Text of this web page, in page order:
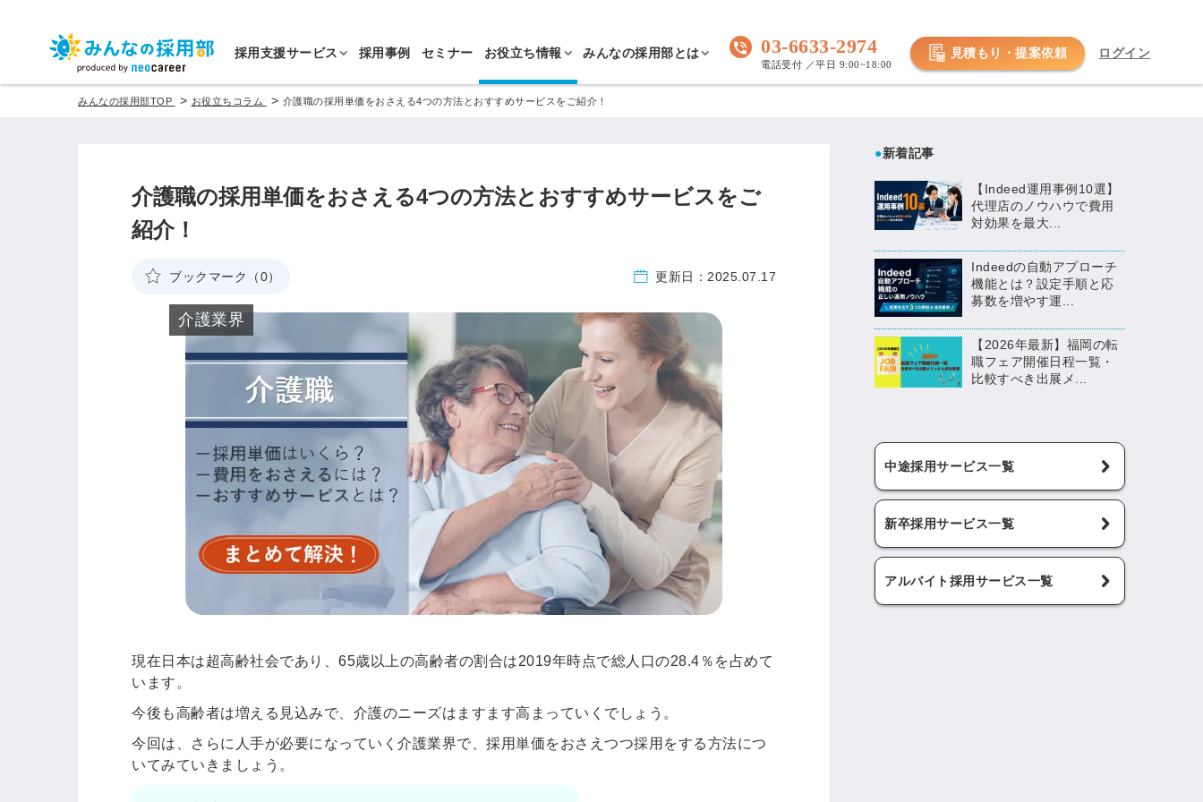
採用支援サービス 採用事例 セミナー お役立ち情報 みんなの採用部とは 03-6633-2974
電話受付 ／平日 9:00~18:00
見積もり・提案依頼 ログイン
みんなの採用部TOP > お役立ちコラム > 介護職の採用単価をおさえる4つの方法とおすすめサービスをご紹介！
介護職の採用単価をおさえる4つの方法とおすすめサービスをご
紹介！
ブックマーク（0） 更新日： 2025.07.17
介護業界
現在日本は超高齢社会であり、65歳以上の高齢者の割合は2019年時点で総人口の28.4％を占めて
います。
今後も高齢者は増える見込みで、介護のニーズはますます高まっていくでしょう。
今回は、さらに人手が必要になっていく介護業界で、採用単価をおさえつつ採用をする方法につ
いてみていきましょう。
●新着記事
【Indeed運用事例10選】
代理店のノウハウで費用
対効果を最大...
Indeedの自動アプローチ
機能とは？設定手順と応
募数を増やす運...
【2026年最新】福岡の転
職フェア開催日程一覧・
比較すべき出展メ...
中途採用サービス一覧
新卒採用サービス一覧
アルバイト採用サービス一覧